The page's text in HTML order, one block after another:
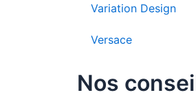
Variation Design
Versace
Nos